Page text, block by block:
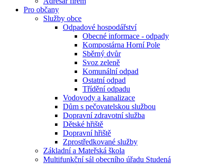
Pro občany
Služby obce
Odpadové hospodářství
Obecné informace - odpady
Kompostárna Horní Pole
Sběrný dvůr
Svoz zeleně
Komunální odpad
Ostatní odpad
Třídění odpadu
Vodovody a kanalizace
Dům s pečovatelskou službou
Dopravní zdravotní služba
Dětské hřiště
Dopravní hřiště
Zprostředkované služby
Základní a Mateřská škola
Multifunkční sál obecního úřadu Studená